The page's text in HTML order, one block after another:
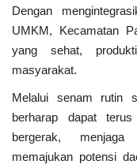
Dengan
UMKM, Kecamatan
yang sehat,
masyarakat.
Melalui senam rutin
berharap dapat
bergerak,
memajukan potensi